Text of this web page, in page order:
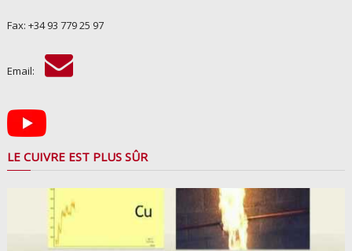
Fax: +34 93 779 25 97
Email:
LE CUIVRE EST PLUS SÛR